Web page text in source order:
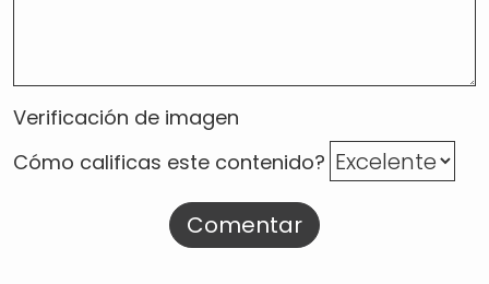
Verificación de imagen
Cómo calificas este contenido?
Comentar